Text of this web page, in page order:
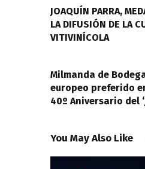
entradas
JOAQUÍN PARRA,
LA DIFUSIÓN DE LA
VITIVINÍCOLA
Milmanda de
europeo preferido
40º Aniversario del
You May Also Like